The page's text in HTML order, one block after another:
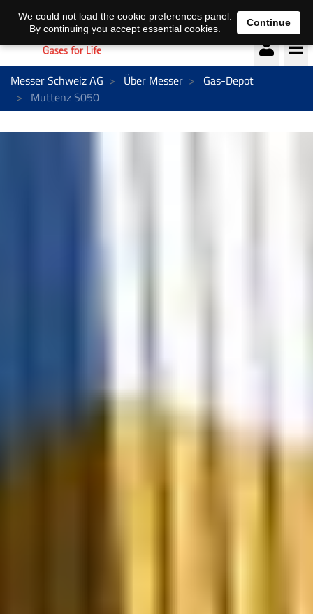
Deutsch français
Messer Schweiz AG Über Messer
Gas-Depot
Muttenz S050
We could not load the cookie preferences panel.
By continuing you accept essential cookies.
Continue